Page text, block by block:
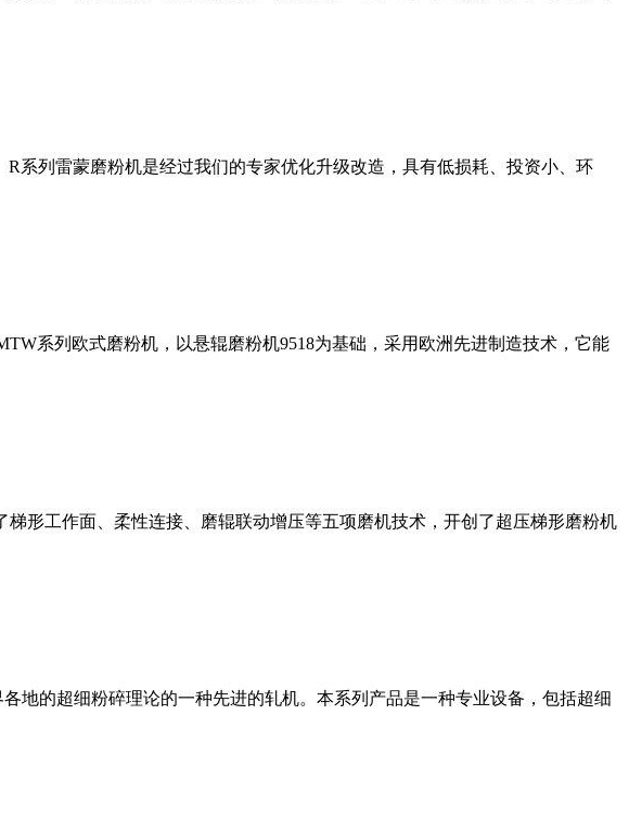
系列雷蒙磨粉机是经过我们的专家优化升级改造，具有低损耗、投资小、环
系列欧式磨粉机，以悬辊磨粉机9518为基础，采用欧洲先进制造技术，它能
形工作面、柔性连接、磨辊联动增压等五项磨机技术，开创了超压梯形磨粉机
地的超细粉碎理论的一种先进的轧机。本系列产品是一种专业设备，包括超细